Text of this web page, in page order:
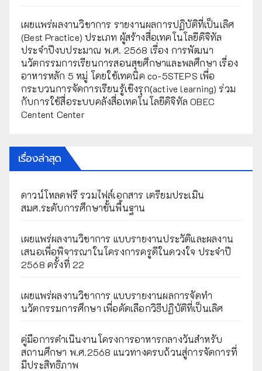
เผยเเพร่ผลงานวิชาการ รายงานผลการปฏิบัติที่เป็นเลิศ
(Best Practice) ประเภท ผู้สร้างสื่อเทคโนโลยีดิจิทัล
ประจำปีงบประมาณ พ.ศ. 2568 เรื่อง การพัฒนา
นวัตกรรมการเรียนการสอนสุขศึกษาและพลศึกษา เรื่อง
อาหารหลัก 5 หมู่ โดยใช้เทคนิค co-5STEPS เพื่อ
กระบวนการจัดการเรียนรู้เชิงรุก(active learning) ร่วม
กับการใช้สื่อระบบคลังสื่อเทคโนโลยีดิจิทัล OBEC
Centent Center
เรื่องล่าสุด
ดาวน์โหลดฟรี รวมไฟล์เอกสาร เตรียมประเมิน
สมศ.ระดับการศึกษาขั้นพื้นฐาน
เผยแพร่ผลงานวิชาการ แบบรายงานประวัติและผลงาน
เสนอเพื่อพิจารณาในโครงการครูดีในดวงใจ ประจำปี
2568 ครั้งที่ 22
เผยแพร่ผลงานวิชาการ แบบรายงานผลการจัดทำ
นวัตกรรมการศึกษา เพื่อคัดเลือกวิธีปฏิบัติที่เป็นเลิศ
คู่มือการดำเนินงานโครงการอาหารกลางวันสำหรับ
สถานศึกษา พ.ศ.2568 แนวทางครบถ้วนสู่การจัดการที่
มีประสิทธิภาพ